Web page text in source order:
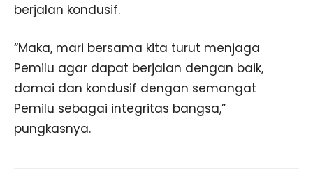
berjalan kondusif.
“Maka, mari bersama kita turut menjaga
Pemilu agar dapat berjalan dengan baik,
damai dan kondusif dengan semangat
Pemilu sebagai integritas bangsa,”
pungkasnya.